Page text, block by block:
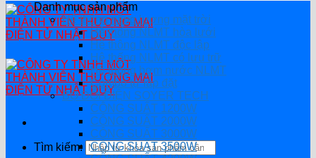
Tìm kiếm:
Danh mục sản phẩm
Hệ thống năng lượng mặt trời
Hệ thống NLMT hòa lưới
Hệ thông NLMT độc lập
Hệ thống NLMT có lưu trữ
Hệ thống bơm nước NLMT
Combo tự lắp đặt
BỘ ĐỔI ĐIỆN SOYER TECH
CÔNG SUẤT 1200W
CÔNG SUẤT 2000W
CÔNG SUẤT 3000W
CÔNG SUẤT 3500W